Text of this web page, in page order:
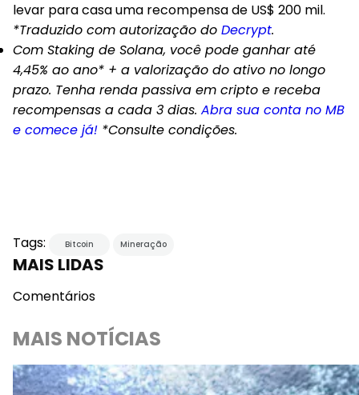
levar para casa uma recompensa de US$ 200 mil.
*Traduzido com autorização do Decrypt.
Com Staking de Solana, você pode ganhar até
4,45% ao ano* + a valorização do ativo no longo
prazo. Tenha renda passiva em cripto e receba
recompensas a cada 3 dias. Abra sua conta no MB
e comece já! *Consulte condições.
Tags: Bitcoin Mineração
MAIS LIDAS
Comentários
MAIS NOTÍCIAS